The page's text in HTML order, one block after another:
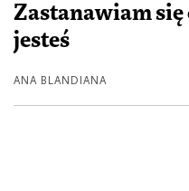
Zastanawiam się
jesteś
ANA BLANDIANA